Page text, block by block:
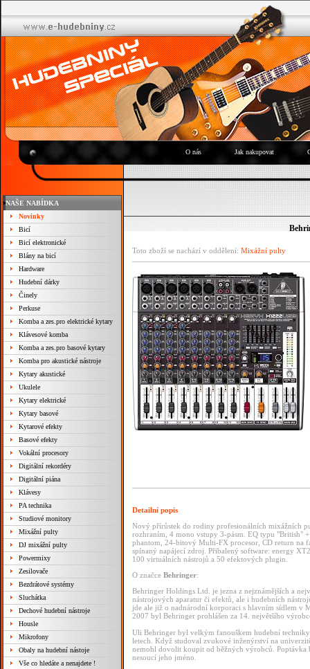
O nás Jak nakupovat
NAŠE NABÍDKA
Novinky
Bicí
Bicí elektronické
Blány na bicí
Hardware
Hudební dárky
Činely
Perkuse
Komba a zes.pro elektrické kytary
Klávesové komba
Komba a zes.pro basové kytary
Komba pro akustické nástroje
Kytary akustické
Ukulele
Kytary elektrické
Kytary basové
Kytarové efekty
Basové efekty
Vokální procesory
Digitální rekordéry
Digitální piána
Klávesy
PA technika
Studiové monitory
Mixážní pulty
DJ mixážní pulty
Powermixy
Zesilovače
Bezdrátové systémy
Sluchátka
Dechové hudební nástroje
Housle
Mikrofony
Obaly na hudební nástoje
Vše co hledáte a nenajdete !
Toto zboží se nachází v oddělení: Mixážní pulty
Detailní popis
Nový přírůstek do rodiny profesionálních mixážních
rozhraním, 4 mono vstupy 3-pásm. EQ typu "British"
phantom, 24-bitový Multi-FX procesor, CD return na
spínaný napájecí zdroj. Přibalený software: energy
100 virtuálních nástrojů a 50 efektových plugin.
O značce Behringer:
Behringer Holdings Ltd. je jezna z nejznámějších a
nástrojových aparatur či efektů, ale i hudebních
jde ale již o nadnárodní korporaci s hlavním sídlem v
2007 byl Behringer prohlášen za 14. největšího
Uli Behringer byl velkým fanouškem hudební
letech. Když studoval zvukové inženýrství na
nemohl dovolit koupit od běžných výrobců.
nesoucí jeho jméno.